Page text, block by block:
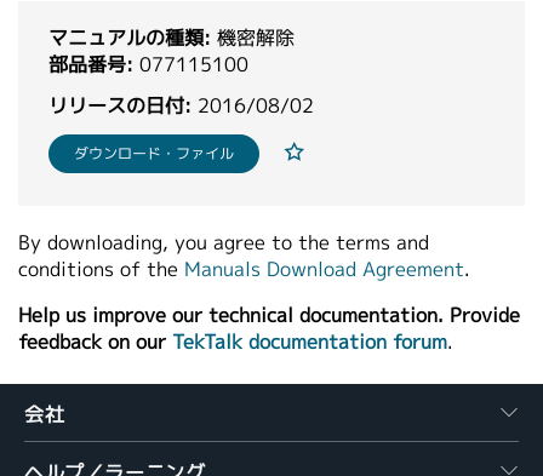
マニュアルの種類: 機密解除
部品番号: 077115100
リリースの日付: 2016/08/02
ダウンロード・ファイル
By downloading, you agree to the terms and
conditions of the Manuals Download Agreement.
Help us improve our technical documentation. Provide
feedback on our TekTalk documentation forum.
会社